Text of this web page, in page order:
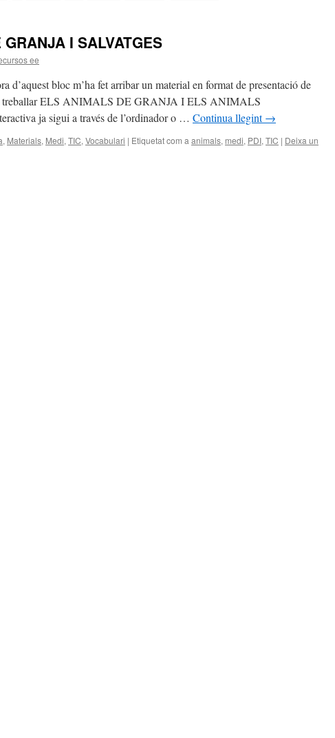
I SALVATGES
ee
d’aquest bloc m’ha fet arribar un material en format de presentació de
treballar ELS ANIMALS DE GRANJA I ELS ANIMALS
ja sigui a través de l’ordinador o … Continua llegint→
, Materials, Medi, TIC, Vocabulari | Etiquetat com a animals, medi, PDI, TIC | Deixa un